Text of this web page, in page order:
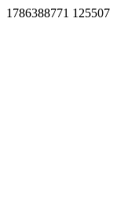
1786388771 125507